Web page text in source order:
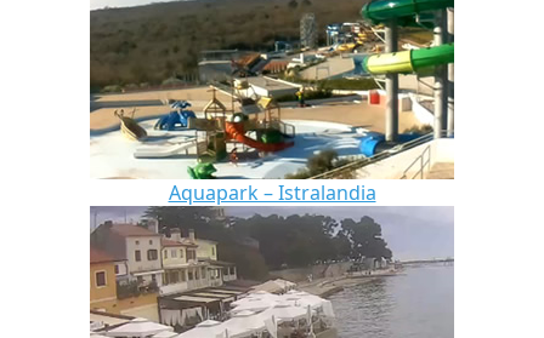
Aquapark – Istralandia